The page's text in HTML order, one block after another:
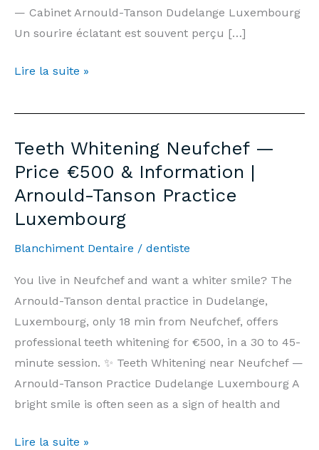
— Cabinet Arnould-Tanson Dudelange Luxembourg
Un sourire éclatant est souvent perçu […]
Blanchiment
Neufchef
Prix
500€
&
Informations
Cabinet
Arnould-
Tanson
Luxembourg
Lire la suite »
Teeth Whitening Neufchef —
Price €500 & Information |
Arnould-Tanson Practice
Luxembourg
Blanchiment Dentaire / dentiste
You live in Neufchef and want a whiter smile? The
Arnould-Tanson dental practice in Dudelange,
Luxembourg, only 18 min from Neufchef, offers
professional teeth whitening for €500, in a 30 to 45-
minute session. ✨ Teeth Whitening near Neufchef —
Arnould-Tanson Practice Dudelange Luxembourg A
bright smile is often seen as a sign of health and
Teeth
Lire la suite »